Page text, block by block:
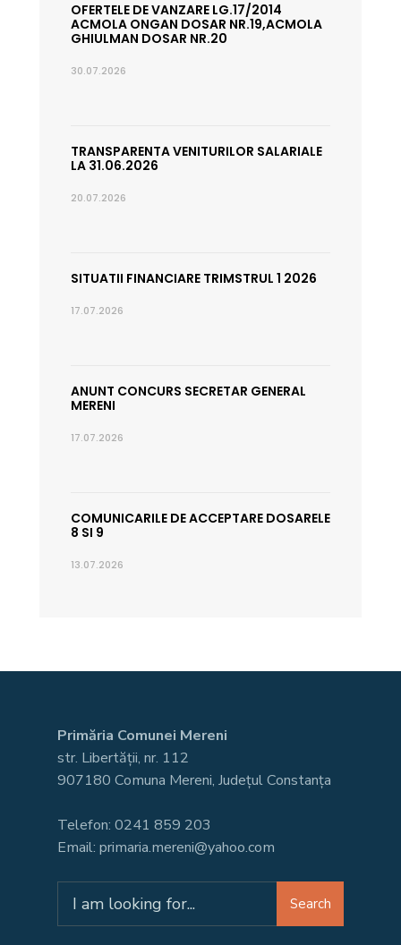
OFERTELE DE VANZARE LG.17/2014
ACMOLA ONGAN DOSAR NR.19,ACMOLA
GHIULMAN DOSAR NR.20
30.07.2026
TRANSPARENTA VENITURILOR SALARIALE
LA 31.06.2026
20.07.2026
SITUATII FINANCIARE TRIMSTRUL 1 2026
17.07.2026
ANUNT CONCURS SECRETAR GENERAL
MERENI
17.07.2026
COMUNICARILE DE ACCEPTARE DOSARELE
8 SI 9
13.07.2026
Primăria Comunei Mereni
str. Libertății, nr. 112
907180 Comuna Mereni, Județul Constanța
Telefon: 0241 859 203
Email: primaria.mereni@yahoo.com
for:
Search